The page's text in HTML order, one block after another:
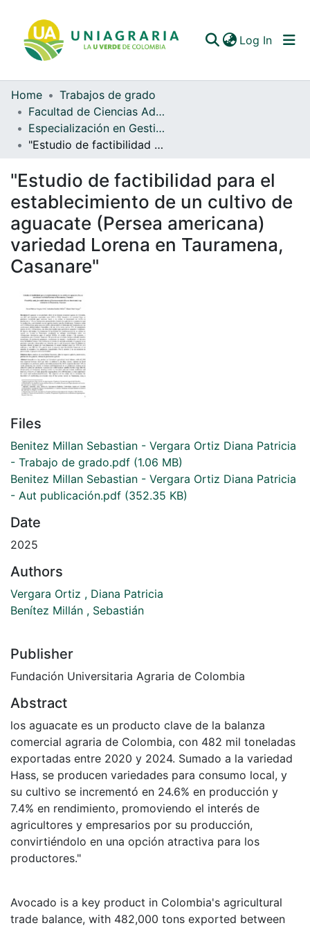
Log In
Communities & Collections
All of DSpace
Home
Trabajos de grado
Facultad de Ciencias Administrativas y Contables
Especialización en Gestión de Agronegocios (EGA)
"Estudio de factibilidad para el establecimiento de un cultivo de aguacate (Persea americana) variedad Lorena en Tauramena, Casanare"
"Estudio de factibilidad para el
establecimiento de un cultivo de
aguacate (Persea americana)
variedad Lorena en Tauramena,
Casanare"
Files
Benitez Millan Sebastian - Vergara Ortiz Diana Patricia
- Trabajo de grado.pdf (1.06 MB)
Benitez Millan Sebastian - Vergara Ortiz Diana Patricia
- Aut publicación.pdf (352.35 KB)
Date
2025
Authors
Vergara Ortiz , Diana Patricia
Benítez Millán , Sebastián
Publisher
Fundación Universitaria Agraria de Colombia
Abstract
los aguacate es un producto clave de la balanza
comercial agraria de Colombia, con 482 mil toneladas
exportadas entre 2020 y 2024. Sumado a la variedad
Hass, se producen variedades para consumo local, y
su cultivo se incrementó en 24.6% en producción y
7.4% en rendimiento, promoviendo el interés de
agricultores y empresarios por su producción,
convirtiéndolo en una opción atractiva para los
productores."
Avocado is a key product in Colombia's agricultural
trade balance, with 482,000 tons exported between